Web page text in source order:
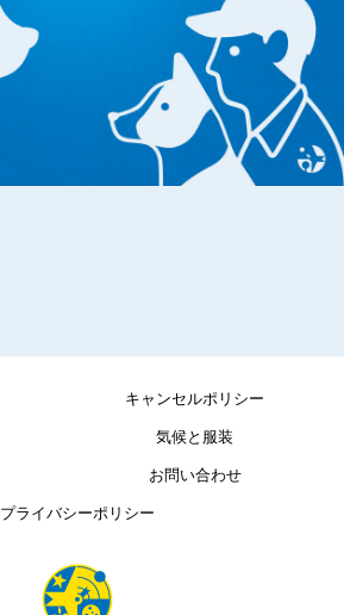
キャンセルポリシー
気候と服装
お問い合わせ
プライバシーポリシー